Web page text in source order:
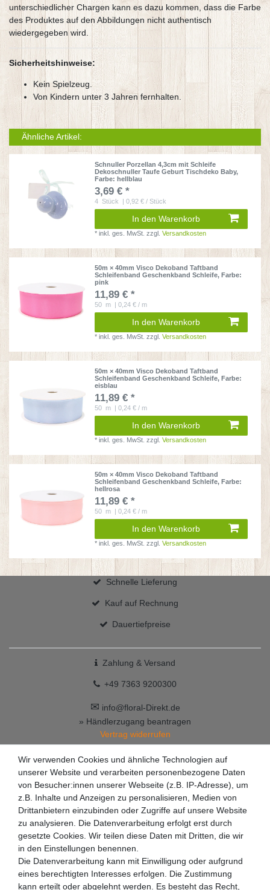
unterschiedlicher Chargen kann es dazu kommen, dass die Farbe
des Produktes auf den Abbildungen nicht authentisch
wiedergegeben wird.
Sicherheitshinweise:
Kein Spielzeug.
Von Kindern unter 3 Jahren fernhalten.
Ähnliche Artikel:
Schnuller Porzellan 4,3cm mit Schleife
Dekoschnuller Taufe Geburt Tischdeko Baby,
Farbe: hellblau
3,69 € *
4 Stück | 0,92 € / Stück
In den Warenkorb
*inkl. ges. MwSt. zzgl.Versandkosten
50m × 40mm Visco Dekoband Taftband
Schleifenband Geschenkband Schleife, Farbe:
pink
11,89 € *
50 m | 0,24 € / m
In den Warenkorb
*inkl. ges. MwSt. zzgl.Versandkosten
50m × 40mm Visco Dekoband Taftband
Schleifenband Geschenkband Schleife, Farbe:
eisblau
11,89 € *
50 m | 0,24 € / m
In den Warenkorb
*inkl. ges. MwSt. zzgl.Versandkosten
50m × 40mm Visco Dekoband Taftband
Schleifenband Geschenkband Schleife, Farbe:
hellrosa
11,89 € *
50 m | 0,24 € / m
In den Warenkorb
*inkl. ges. MwSt. zzgl.Versandkosten
Schnelle Lieferung
Kauf auf Rechnung
Dauertiefpreise
Zahlung & Versand
+49 7363 9200300
✉ info@floral-Direkt.de
» Händlerzugang beantragen
Vertrag widerrufen
Wir verwenden Cookies und ähnliche Technologien auf
unserer Website und verarbeiten personenbezogene Daten
von Besucher:innen unserer Webseite (z.B. IP-Adresse), um
z.B. Inhalte und Anzeigen zu personalisieren, Medien von
Drittanbietern einzubinden oder Zugriffe auf unsere Website
zu analysieren. Die Datenverarbeitung erfolgt erst durch
gesetzte Cookies. Wir teilen diese Daten mit Dritten, die wir
in den Einstellungen benennen.
Die Datenverarbeitung kann mit Einwilligung oder aufgrund
eines berechtigten Interesses erfolgen. Die Zustimmung
kann erteilt oder abgelehnt werden. Es besteht das Recht,